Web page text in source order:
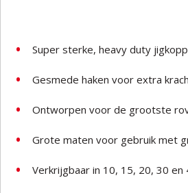
Super sterke, heavy duty
Gesmede haken voor extra
Ontworpen voor de grootste
Grote maten voor gebruik met
Verkrijgbaar in 10, 15, 20, 30 en